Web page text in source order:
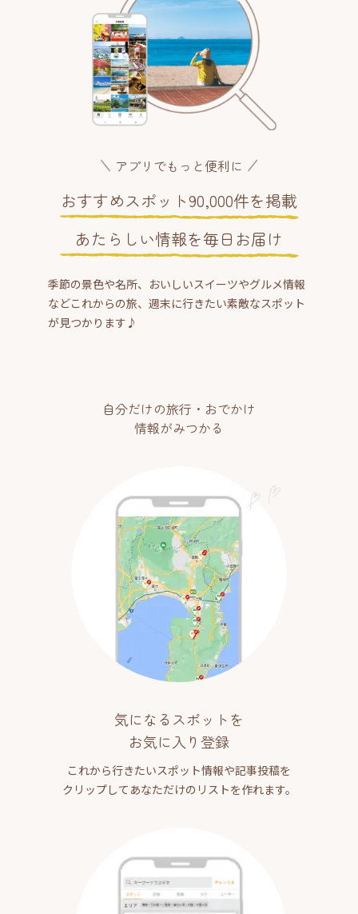
アプリでもっと便利に
おすすめスポット90,000件を掲載
あたらしい情報を毎日お届け
季節の景色や名所、おいしいスイーツやグルメ情報
などこれからの旅、週末に行きたい素敵なスポット
が見つかります♪
自分だけの旅行・おでかけ
情報がみつかる
気になるスポットを
お気に入り登録
これから行きたいスポット情報や記事投稿を
クリップしてあなただけのリストを作れます。